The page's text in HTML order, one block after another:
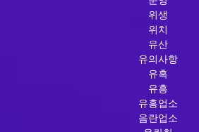
위생
위치
유산
유의사항
유혹
유흥
유흥업소
음란업소